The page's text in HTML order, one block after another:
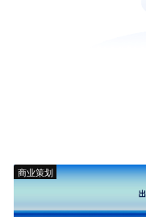
商业策划